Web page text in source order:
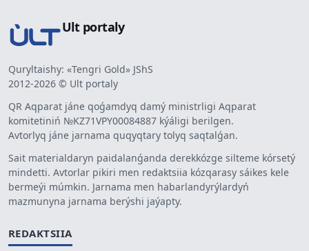
Ult portaly
Quryltaishy: «Tengri Gold» JShS
2012-2026 © Ult portaly
QR Aqparat jáne qoǵamdyq damý ministrligi Aqparat
komitetiniń №KZ71VPY00084887 kýáligi berilgen.
Avtorlyq jáne jarnama quqyqtary tolyq saqtalǵan.
Sait materialdaryn paidalanǵanda derekkózge silteme kórsetý
mindetti. Avtorlar pikiri men redaktsiia kózqarasy sáikes kele
bermeýi múmkin. Jarnama men habarlandyrýlardyń
mazmunyna jarnama berýshi jaýapty.
REDAKTSIIA